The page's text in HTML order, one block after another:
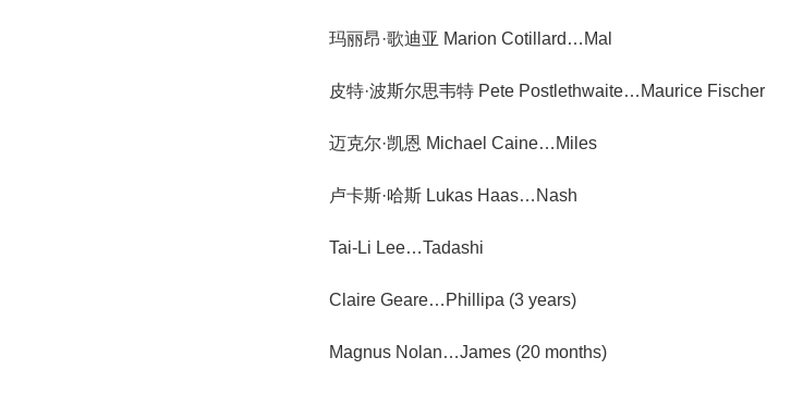
玛丽昂·歌迪亚 Marion Cotillard…Mal
皮特·波斯尔思韦特 Pete Postlethwaite…Maurice Fischer
迈克尔·凯恩 Michael Caine…Miles
卢卡斯·哈斯 Lukas Haas…Nash
Tai-Li Lee…Tadashi
Claire Geare…Phillipa (3 years)
Magnus Nolan…James (20 months)